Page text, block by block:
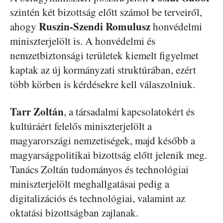
szintén két bizottság előtt számol be terveiről,
ahogy Ruszin-Szendi Romuluszhonvédelmi
miniszterjelölt is. A honvédelmi és
nemzetbiztonsági területek kiemelt figyelmet
kaptak az új kormányzati struktúrában, ezért
több körben is kérdésekre kell válaszolniuk.
Tarr Zoltán, a társadalmi kapcsolatokért és
kultúráért felelős miniszterjelölt a
magyarországi nemzetiségek, majd később a
magyarságpolitikai bizottság előtt jelenik meg.
Tanács Zoltán tudományos és technológiai
miniszterjelölt meghallgatásai pedig a
digitalizációs és technológiai, valamint az
oktatási bizottságban zajlanak.